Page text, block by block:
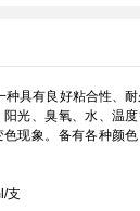
具有良好粘合性、
光、臭氧、水、温
现象。备有各种颜
支